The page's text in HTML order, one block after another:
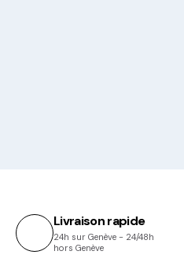
Livraison rapide
24h sur Genève - 24/48h
hors Genève